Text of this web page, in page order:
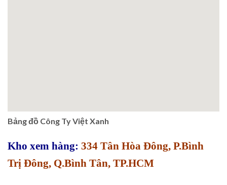
Bảng đồ Công Ty Việt Xanh
Kho xem hàng: 334 Tân Hòa Đông, P.Bình
Trị Đông, Q.Bình Tân, TP.HCM